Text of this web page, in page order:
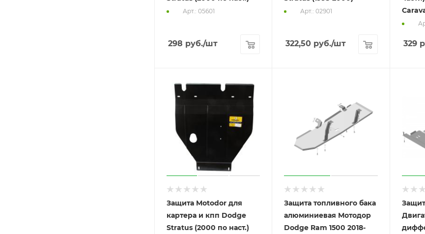
Арт.: 05601
298 руб./шт
Арт.: 02901
322,50 руб./шт 329
Защита Motodor для
картера и кпп Dodge
Stratus (2000 по наст.)
Защита топливного бака
алюминиевая Мотодор
Dodge Ram 1500 2018-